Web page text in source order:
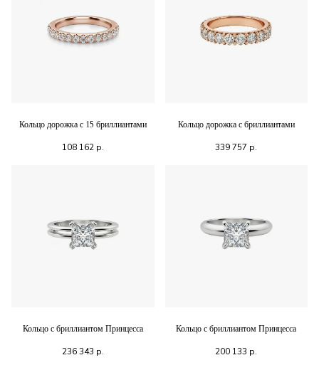
Кольцо дорожка с 15 бриллиантами
108 162р.
Кольцо дорожка с бриллиантами
339 757 р.
Кольцо с бриллиантом Принцесса
236 343 р.
Кольцо с бриллиантом Принцесса
200 133 р.